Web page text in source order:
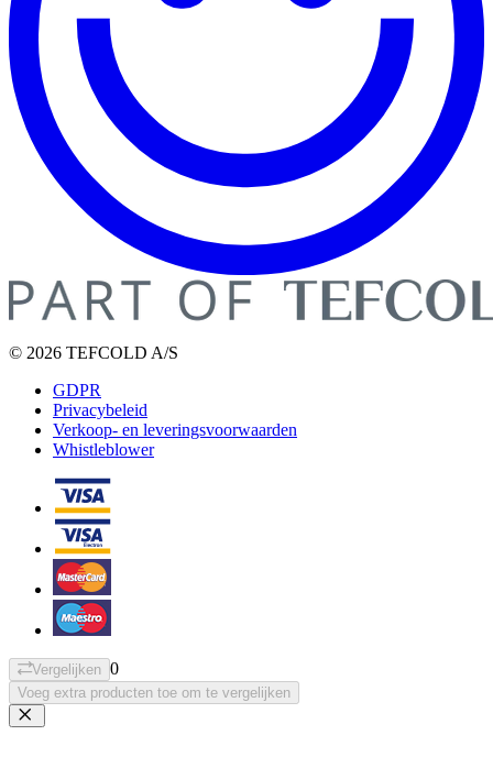
© 2026 TEFCOLD A/S
GDPR
Privacybeleid
Verkoop- en leveringsvoorwaarden
Whistleblower
Vergelijken 0
Voeg extra producten toe om te vergelijken